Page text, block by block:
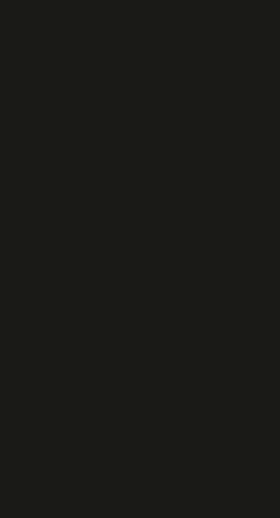
terça-feira (22/4). Abrindo
na Venezuela. A
sete dias via Amazon